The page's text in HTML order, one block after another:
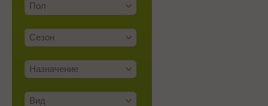
Пол
Сезон
Назначение
Вид